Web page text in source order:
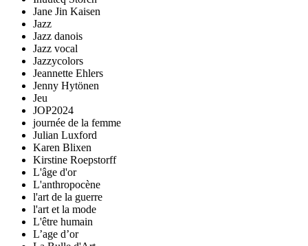
Jane Jin Kaisen
Jazz
Jazz danois
Jazz vocal
Jazzycolors
Jeannette Ehlers
Jenny Hytönen
Jeu
JOP2024
journée de la femme
Julian Luxford
Karen Blixen
Kirstine Roepstorff
L'âge d'or
L'anthropocène
l'art de la guerre
l'art et la mode
L'être humain
L’age d’or